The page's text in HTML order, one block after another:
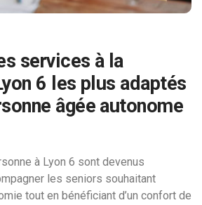
services à la
6 les plus adaptés
âgée autonome
à Lyon 6 sont devenus
les seniors souhaitant
tout en bénéficiant d’un confort de